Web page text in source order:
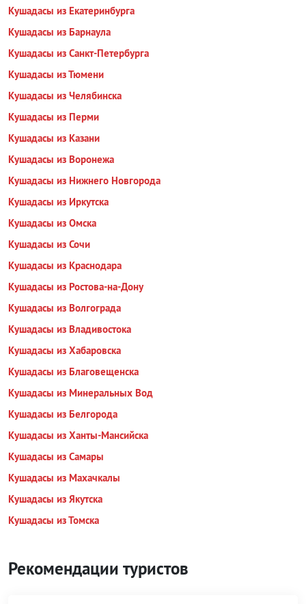
Кушадасы из Екатеринбурга
Кушадасы из Барнаула
Кушадасы из Санкт-Петербурга
Кушадасы из Тюмени
Кушадасы из Челябинска
Кушадасы из Перми
Кушадасы из Казани
Кушадасы из Воронежа
Кушадасы из Нижнего Новгорода
Кушадасы из Иркутска
Кушадасы из Омска
Кушадасы из Сочи
Кушадасы из Краснодара
Кушадасы из Ростова-на-Дону
Кушадасы из Волгограда
Кушадасы из Владивостока
Кушадасы из Хабаровска
Кушадасы из Благовещенска
Кушадасы из Минеральных Вод
Кушадасы из Белгорода
Кушадасы из Ханты-Мансийска
Кушадасы из Самары
Кушадасы из Махачкалы
Кушадасы из Якутска
Кушадасы из Томска
Рекомендации туристов